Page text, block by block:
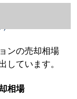
ン売却情報
ンの売却相場
ています。
相場